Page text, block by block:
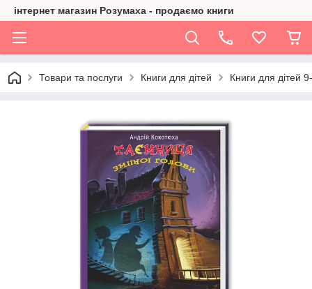
інтернет магазин Розумаха - продаємо книги
Товари та послуги Книги для дітей Книги для дітей